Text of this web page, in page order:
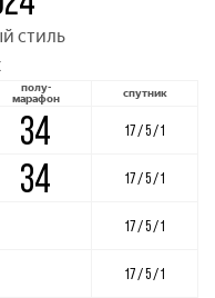
стиль
полу-
марафон спутник
34 17 / 5 / 1
34 17 / 5 / 1
17 / 5 / 1
17 / 5 / 1